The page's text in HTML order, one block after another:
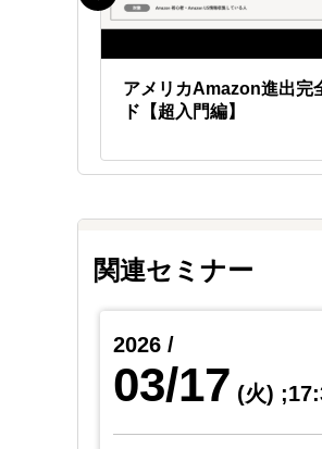
アメリカAmazon進出完
ド【超入門編】
関連セミナー
2026 /
03/17 (火)